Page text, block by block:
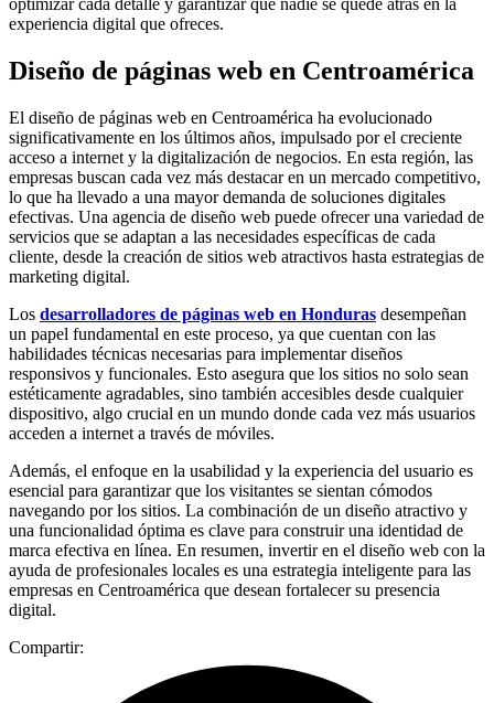
experiencia digital que ofreces.
Diseño de páginas web en Centroamérica
El diseño de páginas web en Centroamérica ha evolucionado
significativamente en los últimos años, impulsado por el creciente
acceso a internet y la digitalización de negocios. En esta región, las
empresas buscan cada vez más destacar en un mercado competitivo,
lo que ha llevado a una mayor demanda de soluciones digitales
efectivas. Una agencia de diseño web puede ofrecer una variedad de
servicios que se adaptan a las necesidades específicas de cada
cliente, desde la creación de sitios web atractivos hasta estrategias de
marketing digital.
Los desarrolladores de páginas web en Honduras desempeñan
un papel fundamental en este proceso, ya que cuentan con las
habilidades técnicas necesarias para implementar diseños
responsivos y funcionales. Esto asegura que los sitios no solo sean
estéticamente agradables, sino también accesibles desde cualquier
dispositivo, algo crucial en un mundo donde cada vez más usuarios
acceden a internet a través de móviles.
Además, el enfoque en la usabilidad y la experiencia del usuario es
esencial para garantizar que los visitantes se sientan cómodos
navegando por los sitios. La combinación de un diseño atractivo y
una funcionalidad óptima es clave para construir una identidad de
marca efectiva en línea. En resumen, invertir en el diseño web con la
ayuda de profesionales locales es una estrategia inteligente para las
empresas en Centroamérica que desean fortalecer su presencia
digital.
Compartir: